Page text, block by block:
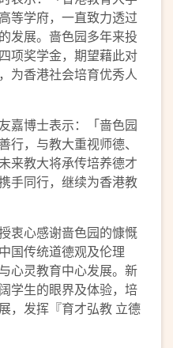
等学府，一直致力透过
发展。啬色园多年来投
项奖学金，期望藉此对
为香港社会培育优秀人
嘉博士表示：「啬色园
行，与教大重视师德、
来教大将承传培养德才
手同行，继续为香港教
衷心感谢啬色园的慷慨
国传统道德观及伦理
心灵教育中心发展。新
学生的眼界及体验，培
，发挥『育才弘教 立德